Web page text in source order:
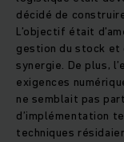
décidé de
L’objectif était
gestion du stock et
synergie. De plus,
exigences
ne semblait pas
d’implémentation
techniques